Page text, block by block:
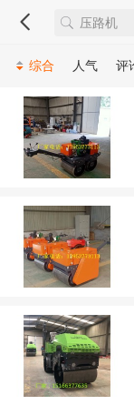
综合 人气 评